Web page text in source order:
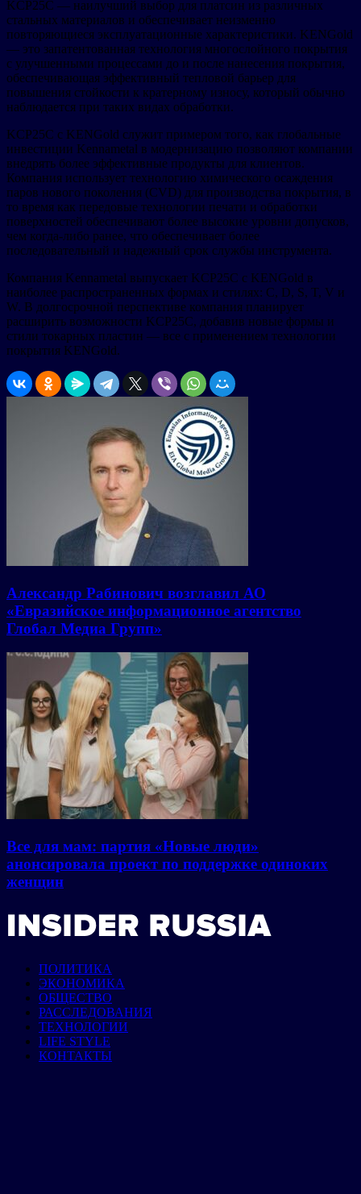
KCP25C — наилучший выбор для платсин из различных
стальных материалов и обеспечивает неизменно
повторяющиеся эксплуатационные характеристики. KENGold
— это запатентованная технология многослойного покрытия
с улучшенными процессами до и после нанесения покрытия,
обеспечивающая эффективный тепловой барьер для
повышения стойкости к кратерному износу, который обычно
наблюдается при таких видах обработки.
KCP25C с KENGold служит примером того, как глобальные
инвестиции Kennametal в модернизацию позволяют компании
внедрять более эффективные продукты для клиентов.
Компания использует технологию химического осаждения
паров нового поколения (CVD) для производства покрытия, в
то время как передовые технологии печати и обработки
поверхностей обеспечивают более высокие уровни допусков,
чем когда-либо ранее, что обеспечивает более
последовательный и надежный срок службы инструмента.
Компания Kennametal выпускает KCP25C с KENGold в
наиболее распространенных формах и стилях: C, D, S, T, V и
W. В долгосрочной перспективе компания планирует
расширить возможности KCP25C, добавив новые формы и
стили токарных пластин — все с применением технологии
покрытия KENGold.
Александр Рабинович возглавил АО
«Евразийское информационное агентство
Глобал Медиа Групп»
Все для мам: партия «Новые люди»
анонсировала проект по поддержке одиноких
женщин
ПОЛИТИКА
ЭКОНОМИКА
ОБЩЕСТВО
РАССЛЕДОВАНИЯ
ТЕХНОЛОГИИ
LIFE STYLE
КОНТАКТЫ